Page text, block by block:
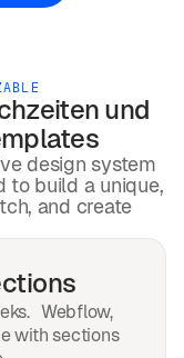
und
design system
to build a unique,
and create
Webflow,
with sections